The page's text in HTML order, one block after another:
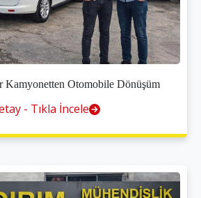
Kamyonetten Otomobile Dönüşüm
- Tıkla İncele